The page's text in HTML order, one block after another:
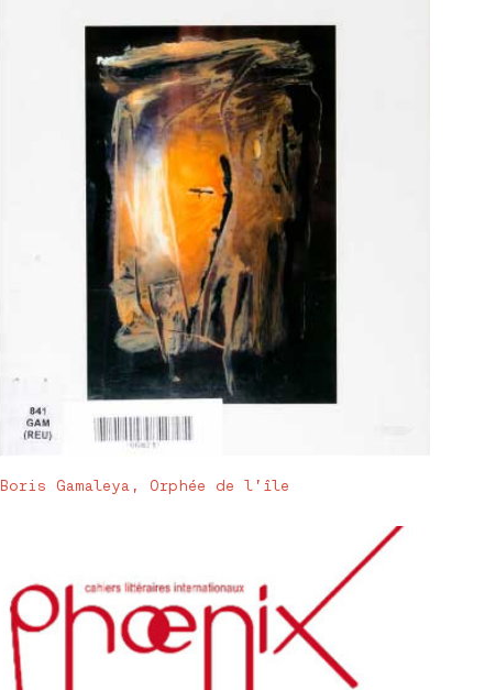
Boris Gamaleya, Orphée de l’île